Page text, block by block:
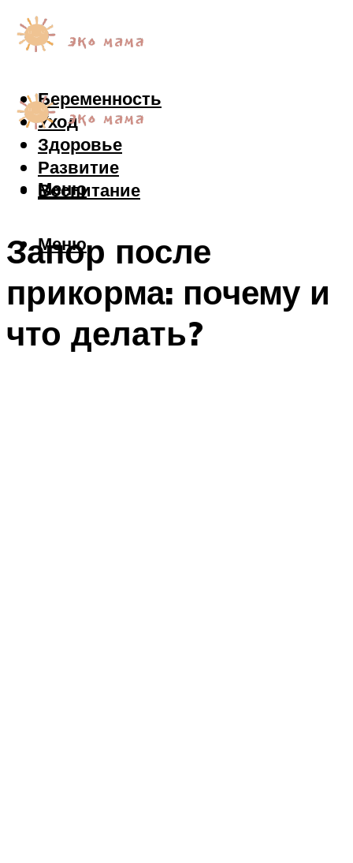
Беременность
Уход
Здоровье
Развитие
Воспитание
Меню
Меню
Запор после
прикорма: почему и
что делать?